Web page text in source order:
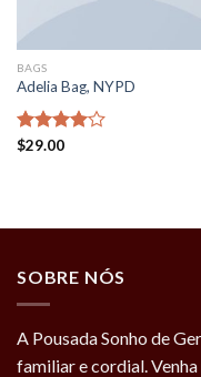
BAGS
Adelia Bag, NYPD
Rated
$29.00
SOBRE NÓS
A Pousada Sonho de
familiar e cordial.